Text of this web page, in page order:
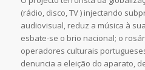
(rádio, disco, TV ) injectando
audiovisual, reduz a música à
esbate-se o brio nacional; o
operadores culturais
denuncia a eleição do aparato,